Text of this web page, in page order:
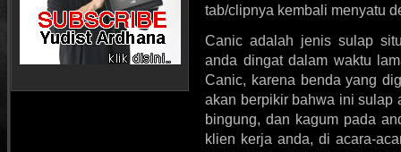
tab/clipnya kembali menyatu
Canic adalah jenis sulap
anda dingat dalam waktu
Canic, karena benda yang
akan berpikir bahwa ini sulap
bingung, dan kagum pada
klien kerja anda, di acara-